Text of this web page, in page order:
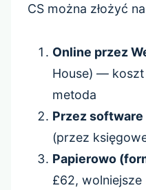
CS można złożyć
Online przez
House) — koszt
metoda
Przez software
(przez
Papierowo
£62, wolniejsze